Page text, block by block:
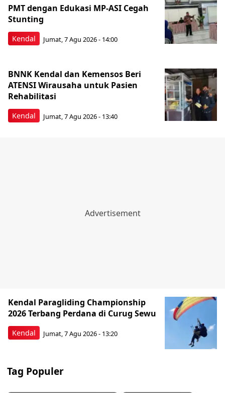
Kendal
PMT dengan Edukasi MP-ASI Cegah
Stunting
Jumat, 7 Agu 2026 - 14:00
Kendal
BNNK Kendal dan Kemensos Beri
ATENSI Wirausaha untuk Pasien
Rehabilitasi
Jumat, 7 Agu 2026 - 13:40
Kendal
Kendal Paragliding Championship
2026 Terbang Perdana di Curug Sewu
Jumat, 7 Agu 2026 - 13:20
Tag Populer